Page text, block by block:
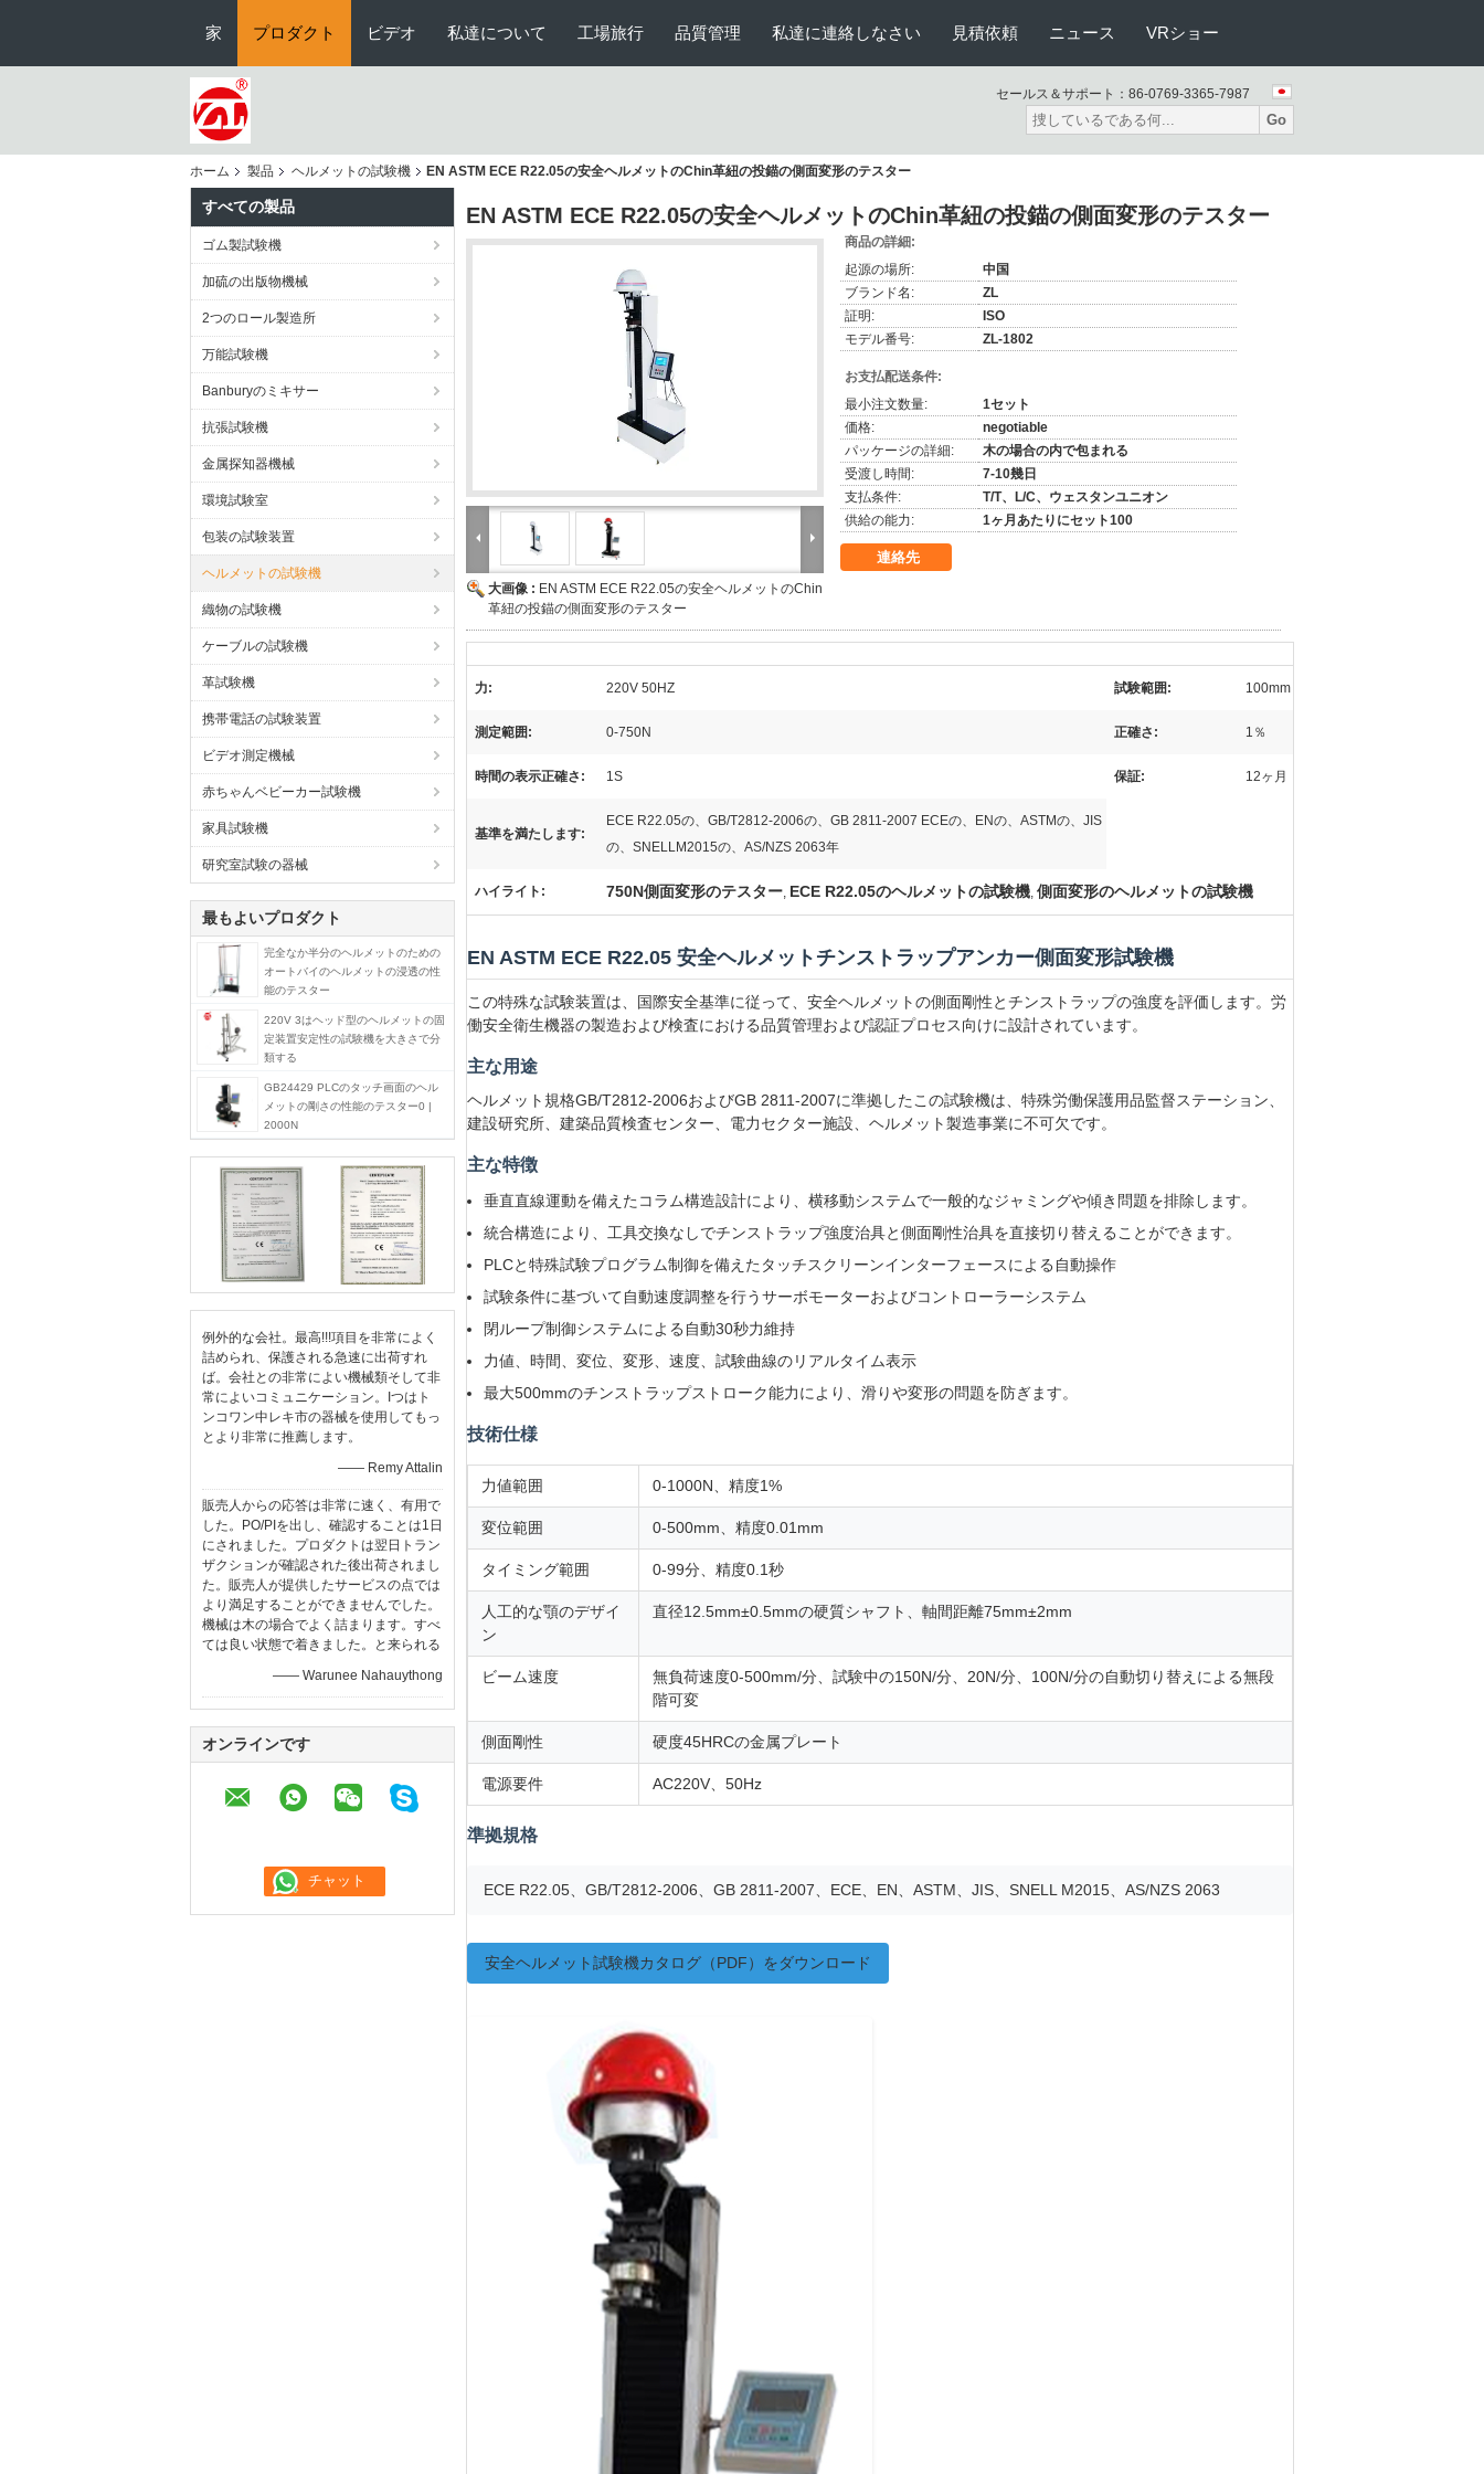
家 プロダクト ビデオ 私達について 工場旅行 品質管理 私達に連絡しなさい 見積依頼 ニュース VRショー
セールス＆サポート： 86-0769-3365-7987
Go
ホーム 製品 ヘルメットの試験機 EN ASTM ECE R22.05の安全ヘルメットのChin革紐の投錨の側面変形のテスター
すべての製品
ゴム製試験機
加硫の出版物機械
2つのロール製造所
万能試験機
Banburyのミキサー
抗張試験機
金属探知器機械
環境試験室
包装の試験装置
ヘルメットの試験機
織物の試験機
ケーブルの試験機
革試験機
携帯電話の試験装置
ビデオ測定機械
赤ちゃんベビーカー試験機
家具試験機
研究室試験の器械
最もよいプロダクト
完全なか半分のヘルメットのための
オートバイのヘルメットの浸透の性
能のテスター
220V 3はヘッド型のヘルメットの固
定装置安定性の試験機を大きさで分
類する
GB24429 PLCのタッチ画面のヘル
メットの剛さの性能のテスター0 |
2000N
例外的な会社。最高!!!項目を非常によく
詰められ、保護される急速に出荷すれ
ば。会社との非常によい機械類そして非
常によいコミュニケーション。Iつはト
ンコワン中レキ市の器械を使用してもっ
とより非常に推薦します。
—— Remy Attalin
販売人からの応答は非常に速く、有用で
した。PO/PIを出し、確認することは1日
にされました。プロダクトは翌日トラン
ザクションが確認された後出荷されまし
た。販売人が提供したサービスの点では
より満足することができませんでした。
機械は木の場合でよく詰まります。すべ
ては良い状態で着きました。と来られる
—— Warunee Nahauythong
オンラインです
EN ASTM ECE R22.05の安全ヘルメットのChin革紐の投錨の側面変形のテスター
大画像 : EN ASTM ECE R22.05の安全ヘルメットのChin
革紐の投錨の側面変形のテスター
商品の詳細:
起源の場所:
中国
ブランド名:
ZL
証明:
ISO
モデル番号:
ZL-1802
お支払配送条件:
最小注文数量:
1セット
価格:
negotiable
パッケージの詳細:
木の場合の内で包まれる
受渡し時間:
7-10幾日
支払条件:
T/T、L/C、ウェスタンユニオン
供給の能力:
1ヶ月あたりにセット100
連絡先
力: 220V 50HZ 試験範囲: 100mm
測定範囲: 0-750N 正確さ: 1％
時間の表示正確さ: 1S 保証: 12ヶ月
基準を満たします:
ECE R22.05の、GB/T2812-2006の、GB 2811-2007 ECEの、ENの、ASTMの、JIS
の、SNELLM2015の、AS/NZS 2063年
ハイライト: 750N側面変形のテスター, ECE R22.05のヘルメットの試験機, 側面変形のヘルメットの試験機
EN ASTM ECE R22.05 安全ヘルメットチンストラップアンカー側面変形試験機
この特殊な試験装置は、国際安全基準に従って、安全ヘルメットの側面剛性とチンストラップの強度を評価します。労
働安全衛生機器の製造および検査における品質管理および認証プロセス向けに設計されています。
主な用途
ヘルメット規格GB/T2812-2006およびGB 2811-2007に準拠したこの試験機は、特殊労働保護用品監督ステーション、
建設研究所、建築品質検査センター、電力セクター施設、ヘルメット製造事業に不可欠です。
主な特徴
垂直直線運動を備えたコラム構造設計により、横移動システムで一般的なジャミングや傾き問題を排除します。
統合構造により、工具交換なしでチンストラップ強度治具と側面剛性治具を直接切り替えることができます。
PLCと特殊試験プログラム制御を備えたタッチスクリーンインターフェースによる自動操作
試験条件に基づいて自動速度調整を行うサーボモーターおよびコントローラーシステム
閉ループ制御システムによる自動30秒力維持
力値、時間、変位、変形、速度、試験曲線のリアルタイム表示
最大500mmのチンストラップストローク能力により、滑りや変形の問題を防ぎます。
技術仕様
力値範囲 0-1000N、精度1%
変位範囲 0-500mm、精度0.01mm
タイミング範囲 0-99分、精度0.1秒
人工的な顎のデザイ
ン
直径12.5mm±0.5mmの硬質シャフト、軸間距離75mm±2mm
ビーム速度
無負荷速度0-500mm/分、試験中の150N/分、20N/分、100N/分の自動切り替えによる無段
階可変
側面剛性 硬度45HRCの金属プレート
電源要件 AC220V、50Hz
準拠規格
ECE R22.05、GB/T2812-2006、GB 2811-2007、ECE、EN、ASTM、JIS、SNELL M2015、AS/NZS 2063
安全ヘルメット試験機カタログ（PDF）をダウンロード